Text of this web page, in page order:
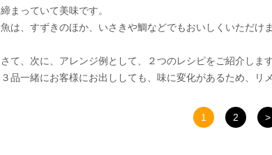
締まっていて美味です。
魚は、すずきのほか、いさきや鯛などでもおいしくいただけま
さて、次に、アレンジ例として、２つのレシピをご紹介します
３品一緒にお客様にお出ししても、味に変化があるため、リ
1 2 >